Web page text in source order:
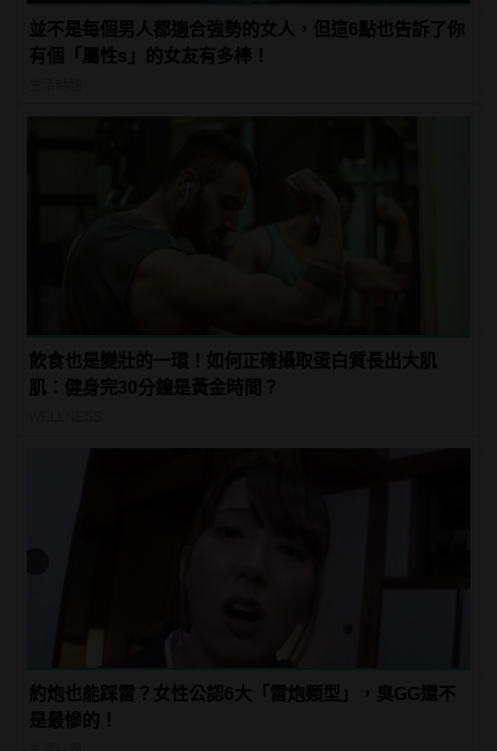
並不是每個男人都適合強勢的女人，但這6點也告訴了你
有個「屬性s」的女友有多棒！
飲食也是變壯的一環！如何正確攝取蛋白質長出大肌
肌：健身完30分鐘是黃金時間？
約炮也能踩雷？女性公認6大「雷炮類型」，臭GG還不
是最慘的！